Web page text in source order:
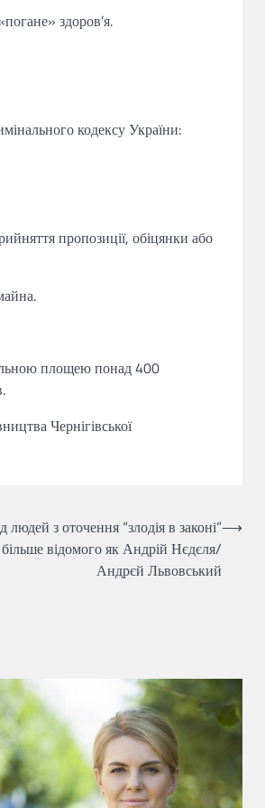
здоров’я.
кодексу України:
пропозиції, обіцянки або
площею понад 400
Чернігівської
людей з оточення “злодія в законі”
відомого як Андрій Нєдєля/
Андрєй Львовський
⟶